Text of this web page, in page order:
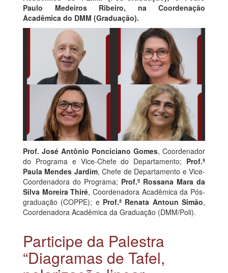
Paulo Medeiros Ribeiro, na Coordenação
Acadêmica do DMM (Graduação).
Prof. José Antônio Ponciciano Gomes, Coordenador
do Programa e Vice-Chefe do Departamento; Prof.ª
Paula Mendes Jardim, Chefe de Departamento e Vice-
Coordenadora do Programa; Prof.º Rossana Mara da
Silva Moreira Thiré, Coordenadora Acadêmica da Pós-
graduação (COPPE); e Prof.ª Renata Antoun Simão,
Coordenadora Acadêmica da Graduação (DMM/Poli).
Participe da Palestra
“Diagramas de Tafel,